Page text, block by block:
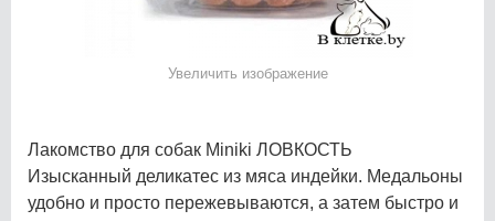
Увеличить изображение
Лакомство для собак Miniki ЛОВКОСТЬ
Изысканный деликатес из мяса индейки. Медальоны
удобно и просто пережевываются, а затем быстро и